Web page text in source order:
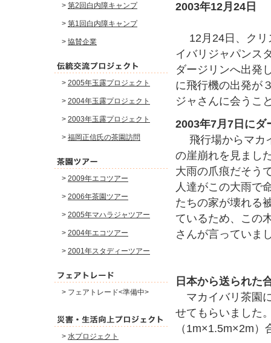
> 第2回白内障キャンプ
> 第1回白内障キャンプ
> 協賛企業
> 2005年玉露プロジェクト
> 2004年玉露プロジェクト
> 2003年玉露プロジェクト
> 福岡正信氏の茶園訪問
> 2009年エコツアー
> 2006年茶園ツアー
> 2005年マハラジャツアー
> 2004年エコツアー
> 2001年スタディーツアー
> フェアトレード<準備中>
> 水プロジェクト
2003年12月24日
12月24日、クリ
イバリジャパンス
ダージリンへ出発
に飛行機の出発が
ジャさんに会うこ
2003年7月7日にダ
飛行場からマカ
の崖崩れを見まし
大雨の爪痕だそう
人達がこの大雨で
たちの家が壊れる
ているため、この
さんが言っていま
日本から送られた
マカイバリ茶園
せてもらいました
（1m×1.5m×2m